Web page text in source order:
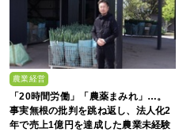
農業経営
「20時間労働」「農薬まみれ」…。
事実無根の批判を跳ね返し、法人化2
年で売上1億円を達成した農業未経験